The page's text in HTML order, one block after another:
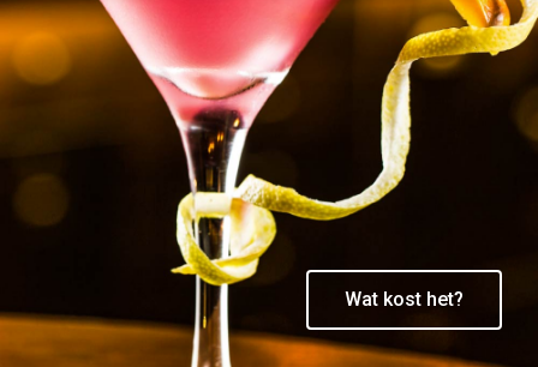
Wat kost het?